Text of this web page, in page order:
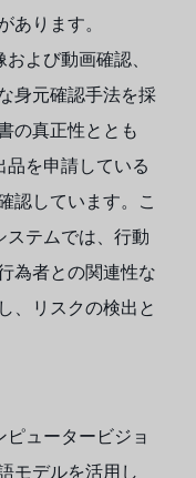
あります。
よび動画確認、
身元確認手法を採
の真正性ととも
品を申請している
認しています。こ
ステムでは、行動
為者との関連性な
、リスクの検出と
ュータービジョ
モデルを活用し